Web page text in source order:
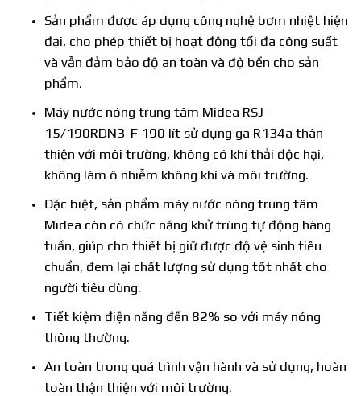
Sản phẩm được áp dụng công nghệ bơm nhiệt hiện
đại, cho phép thiết bị hoạt động tối đa công suất
và vẫn đảm bảo độ an toàn và độ bền cho sản
phẩm.
Máy nước nóng trung tâm Midea RSJ-
15/190RDN3-F 190 lít sử dụng ga R134a thân
thiện với môi trường, không có khí thải độc hại,
không làm ô nhiễm không khí và môi trường.
Đặc biệt, sản phẩm máy nước nóng trung tâm
Midea còn có chức năng khử trùng tự động hàng
tuần, giúp cho thiết bị giữ được độ vệ sinh tiêu
chuẩn, đem lại chất lượng sử dụng tốt nhất cho
người tiêu dùng.
Tiết kiệm điện năng đến 82% so với máy nóng
thông thường.
An toàn trong quá trình vận hành và sử dụng, hoàn
toàn thận thiện với môi trường.